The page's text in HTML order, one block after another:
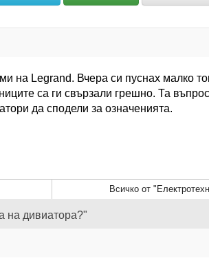
на Legrand. Вчера си пуснах малко
са ги свързали грешно. Та
да сподели за означенията.
Всичко от
на дивиатора?"